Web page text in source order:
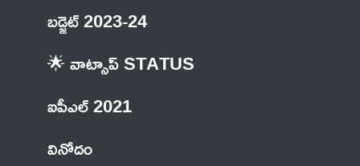
బడ్జెట్ 2023-24
🌟 వాట్సాప్ STATUS
ఐపీఎల్ 2021
వినోదం